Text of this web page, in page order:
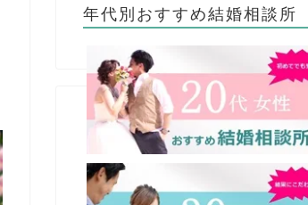
年代別おすすめ結婚相談所